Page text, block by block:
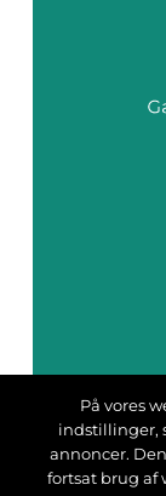
På vores
indstillinger,
annoncer.
fortsat brug af